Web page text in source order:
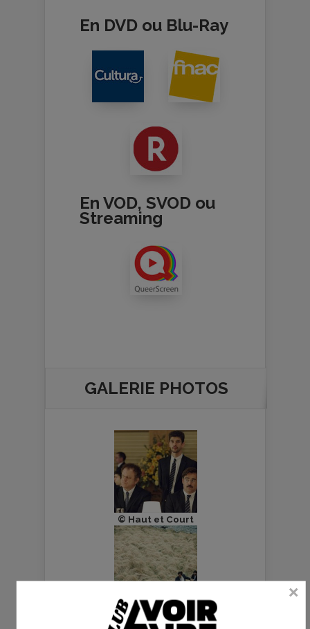
En DVD ou Blu-Ray
En VOD, SVOD ou
Streaming
GALERIE PHOTOS
© Haut et Court
© Haut et Court